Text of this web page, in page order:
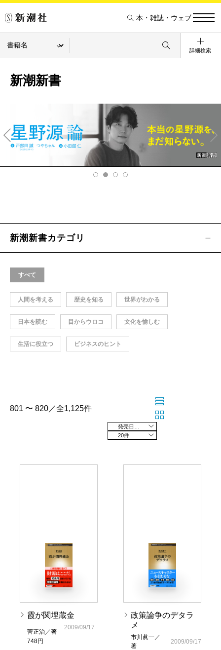
本・雑誌・ウェブ
詳細検索
新潮新書
v
Ne
xt
新潮新書カテゴリ
すべて
人間を考える 歴史を知る 世界がわかる
日本を読む 目からウロコ 文化を愉しむ
生活に役立つ ビジネスのヒント
801 〜 820／全1,125件
20件
霞が関埋蔵金
菅正治／著
748円
2009/09/17
政策論争のデタラ
メ
市川眞一／
著
2009/09/17